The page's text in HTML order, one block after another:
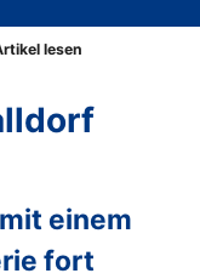
lesen
einem
fort